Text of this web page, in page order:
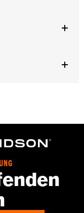
Chemikalien,
und